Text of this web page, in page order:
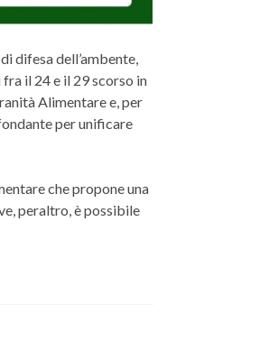
difesa dell’ambente,
il 24 e il 29 scorso in
Alimentare e, per
per unificare
che propone una
peraltro, è possibile